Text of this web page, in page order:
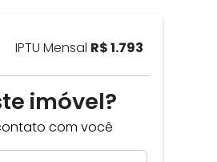
IPTU Mensal R$ 1.793
imóvel?
com você